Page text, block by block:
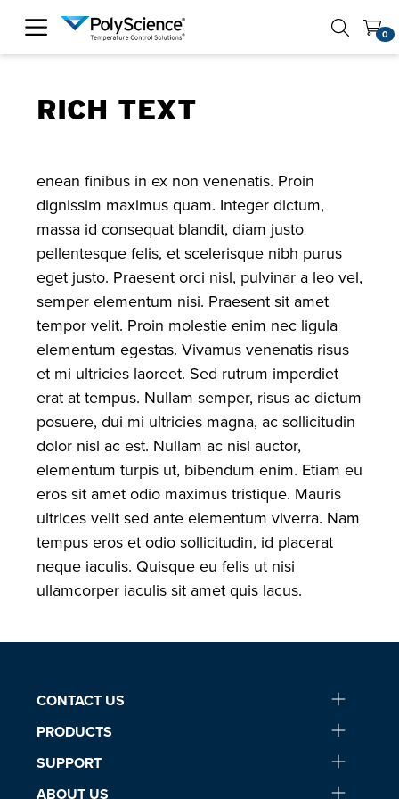
PolyScience 0
RICH TEXT
enean finibus in ex non venenatis. Proin
dignissim maximus quam. Integer dictum,
massa id consequat blandit, diam justo
pellentesque felis, et scelerisque nibh purus
eget justo. Praesent orci nisl, pulvinar a leo vel,
semper elementum nisi. Praesent sit amet
tempor velit. Proin molestie enim nec ligula
elementum egestas. Vivamus venenatis risus
et mi ultricies laoreet. Sed rutrum imperdiet
erat at tempus. Nullam semper, risus ac dictum
posuere, dui mi ultricies magna, ac sollicitudin
dolor nisl ac est. Nullam ac nisl auctor,
elementum turpis ut, bibendum enim. Etiam eu
eros sit amet odio maximus tristique. Mauris
ultrices velit sed ante elementum viverra. Nam
tempus eros et odio sollicitudin, id placerat
neque iaculis. Quisque eu felis ut nisi
ullamcorper iaculis sit amet quis lacus.
CONTACT US
PRODUCTS
SUPPORT
ABOUT US